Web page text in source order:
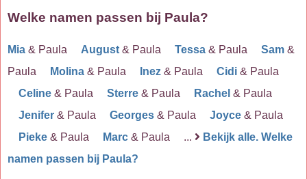
Welke namen passen bij Paula?
Mia & Paula August & Paula Tessa & Paula Sam &
Paula
Molina & Paula Inez & Paula Cidi & Paula
Celine & Paula Sterre & Paula Rachel & Paula
Jenifer & Paula Georges & Paula Joyce & Paula
Pieke & Paula Marc & Paula ...
Bekijk alle. Welke
namen passen bij Paula?